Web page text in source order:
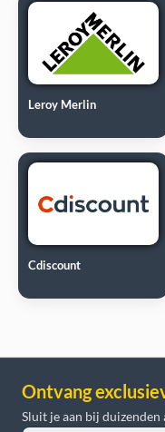
Leroy Merlin
Cdiscount
Ontvang
Sluit je aan bij duizenden